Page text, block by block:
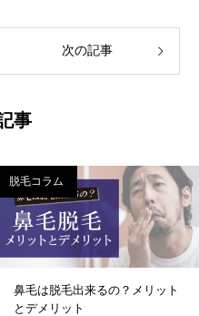
次の記事
事
脱毛コラム
鼻毛は脱毛出来るの？メリット
とデメリット